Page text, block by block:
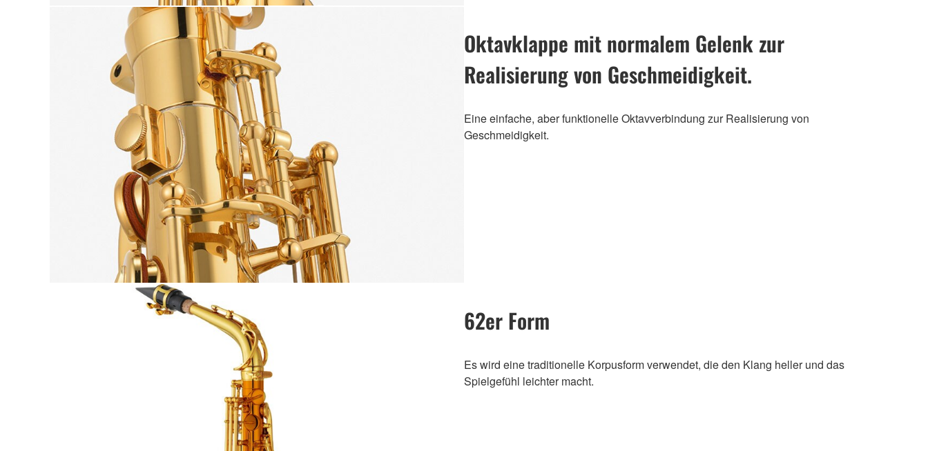
Oktavklappe mit normalem Gelenk zur
Realisierung von Geschmeidigkeit.
Eine einfache, aber funktionelle Oktavverbindung zur Realisierung von
Geschmeidigkeit.
62er Form
Es wird eine traditionelle Korpusform verwendet, die den Klang heller und das
Spielgefühl leichter macht.